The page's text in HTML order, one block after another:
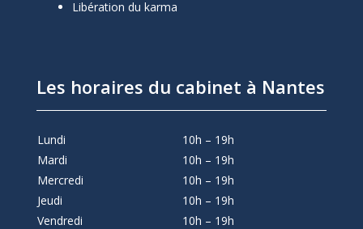
Libération du karma
Les horaires du cabinet à Nantes
Lundi
10h – 19h
Mardi
10h – 19h
Mercredi
10h – 19h
Jeudi
10h – 19h
Vendredi
10h – 19h